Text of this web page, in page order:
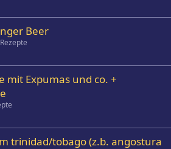
Beer
mit Expumas und co. +
trinidad/tobago (z.b. angostura